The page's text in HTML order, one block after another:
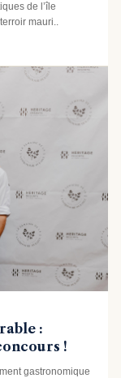
de l’île
mauri..
:
!
gastronomique